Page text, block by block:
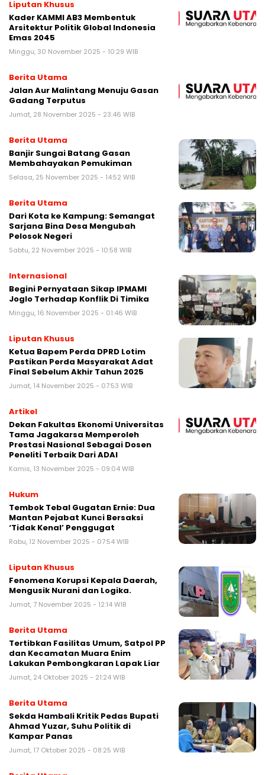
Liputan Khusus
Kader KAMMI AB3 Membentuk
Arsitektur Politik Global Indonesia
Emas 2045
Minggu, 30 November 2025 - 10:29 WIB
Berita Utama
Jalan Aur Malintang Menuju Gasan
Gadang Terputus
Jumat, 28 November 2025 - 23:46 WIB
Berita Utama
Banjir Sungai Batang Gasan
Membahayakan Pemukiman
Selasa, 25 November 2025 - 14:52 WIB
Berita Utama
Dari Kota ke Kampung: Semangat
Sarjana Bina Desa Mengubah
Pelosok Negeri
Sabtu, 22 November 2025 - 10:58 WIB
Internasional
Begini Pernyataan Sikap IPMAMI
Joglo Terhadap Konflik Di Timika
Minggu, 16 November 2025 - 01:46 WIB
Liputan Khusus
Ketua Bapem Perda DPRD Lotim
Pastikan Perda Masyarakat Adat
Final Sebelum Akhir Tahun 2025
Jumat, 14 November 2025 - 07:53 WIB
Artikel
Dekan Fakultas Ekonomi Universitas
Tama Jagakarsa Memperoleh
Prestasi Nasional Sebagai Dosen
Peneliti Terbaik Dari ADAI
Kamis, 13 November 2025 - 09:04 WIB
Hukum
Tembok Tebal Gugatan Ernie: Dua
Mantan Pejabat Kunci Bersaksi
‘Tidak Kenal’ Penggugat
Rabu, 12 November 2025 - 07:54 WIB
Liputan Khusus
Fenomena Korupsi Kepala Daerah,
Mengusik Nurani dan Logika.
Jumat, 7 November 2025 - 12:14 WIB
Berita Utama
Tertibkan Fasilitas Umum, Satpol PP
dan Kecamatan Muara Enim
Lakukan Pembongkaran Lapak Liar
Jumat, 24 Oktober 2025 - 21:24 WIB
Berita Utama
Sekda Hambali Kritik Pedas Bupati
Ahmad Yuzar, Suhu Politik di
Kampar Panas
Jumat, 17 Oktober 2025 - 08:25 WIB